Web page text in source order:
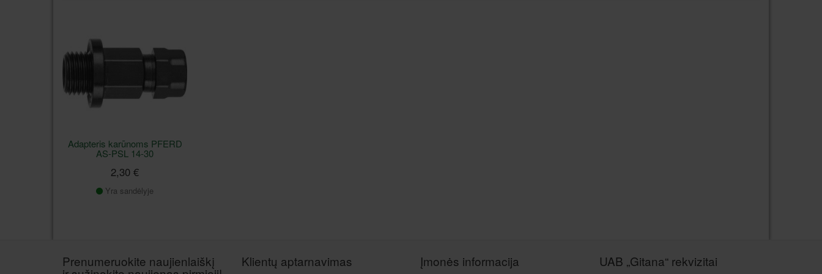
Adapteris karūnoms PFERD
AS-PSL 14-30
2,30 €
Yra sandėlyje
Prenumeruokite naujienlaiškį Klientų aptarnavimas Įmonės informacija UAB „Gitana“ rekvizitai